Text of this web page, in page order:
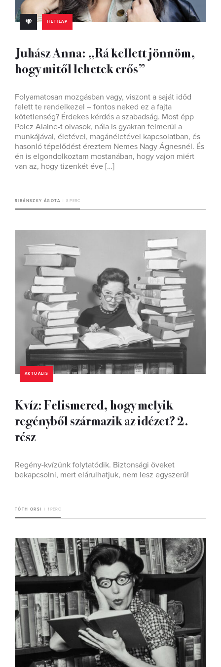
HETILAP
Juhász Anna: „Rá kellett jönnöm,
hogy mitől lehetek erős”
Folyamatosan mozgásban vagy, viszont a saját időd
felett te rendelkezel – fontos neked ez a fajta
kötetlenség? Érdekes kérdés a szabadság. Most épp
Polcz Alaine-t olvasok, nála is gyakran felmerül a
munkájával, életével, magánéletével kapcsolatban, és
hasonló tépelődést éreztem Nemes Nagy Ágnesnél. És
én is elgondolkoztam mostanában, hogy vajon miért
van az, hogy tizenkét éve […]
RIBÁNSZKY ÁGOTA 8 PERC
AKTUÁLIS
Kvíz: Felismered, hogy melyik
regényből származik az idézet? 2.
rész
Regény-kvízünk folytatódik. Biztonsági öveket
bekapcsolni, mert elárulhatjuk, nem lesz egyszerű!
TÓTH ORSI 1 PERC